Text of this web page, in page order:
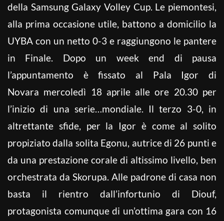
della Samsung Galaxy Volley Cup. Le piemontesi,
alla prima occasione utile, battono a domicilio la
UYBA con un netto 0-3 e raggiungono le pantere
in Finale. Dopo un week end di pausa
l’appuntamento è fissato al Pala Igor di
Novara mercoledì 18 aprile alle ore 20.30 per
l’inizio di una serie…mondiale. Il terzo 3-0, in
altrettante sfide, per la Igor è come al solito
propiziato dalla solita Egonu, autrice di 26 punti e
da una prestazione corale di altissimo livello, ben
orchestrata da Skorupa. Alle padrone di casa non
basta il rientro dall’infortunio di Diouf,
protagonista comunque di un’ottima gara con 16